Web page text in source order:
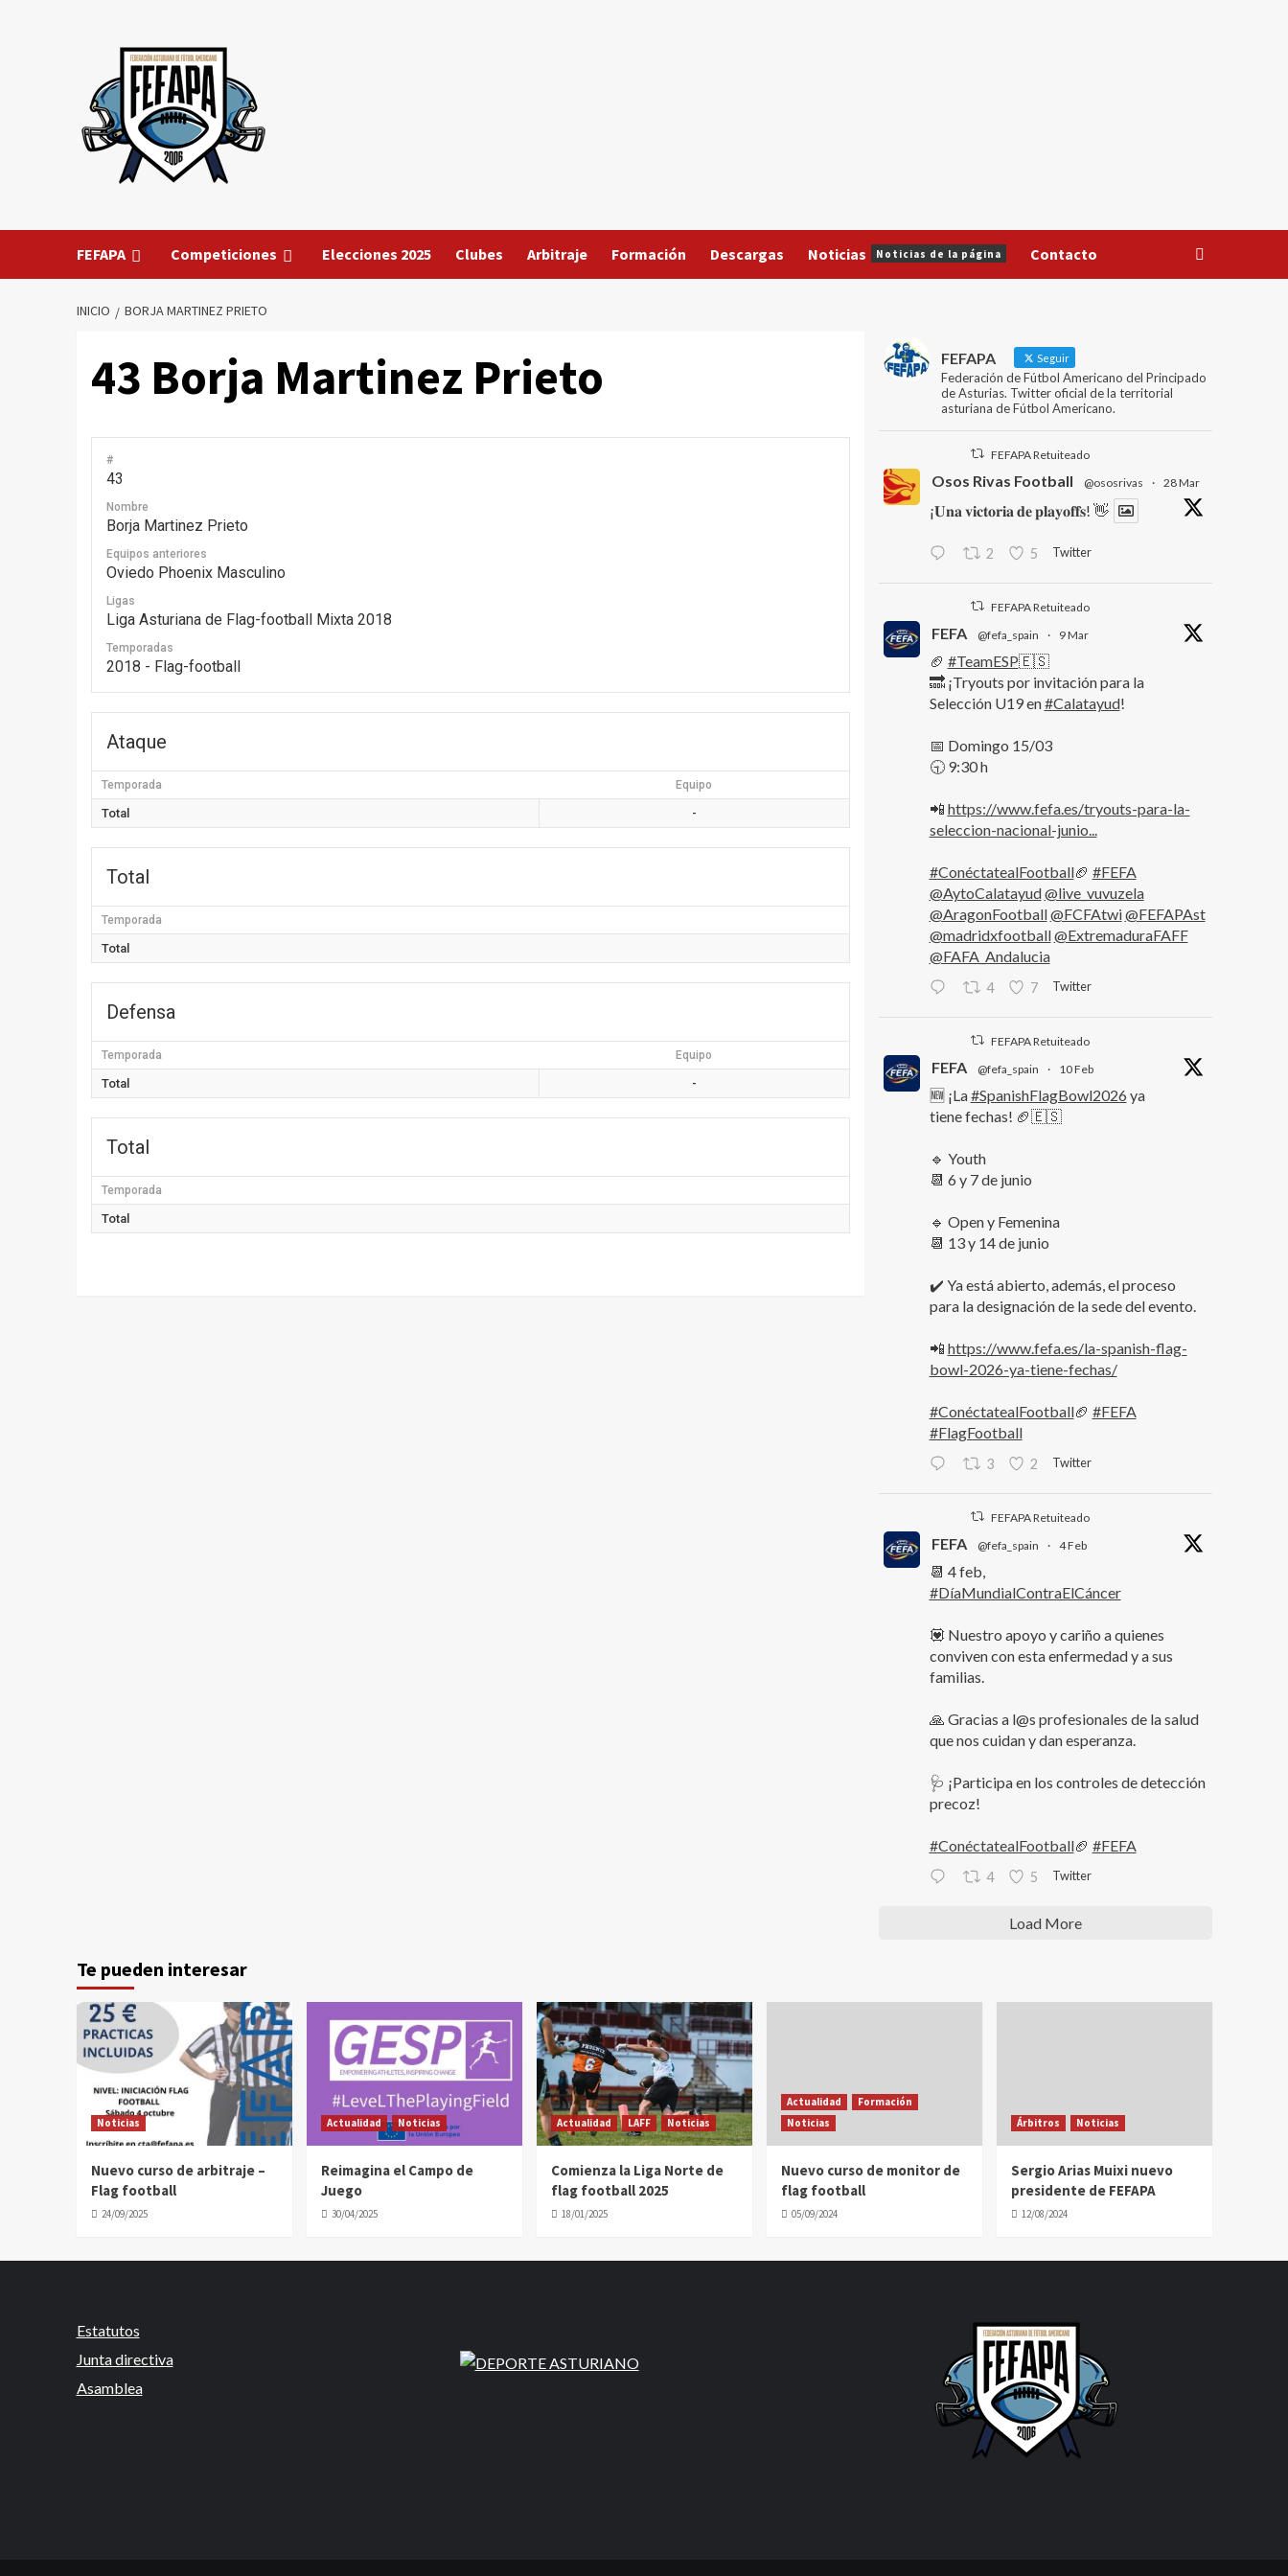
FEFAPA Competiciones Elecciones 2025 Clubes Arbitraje Formación Descargas Noticias Noticias de la página Contacto
INICIO BORJA MARTINEZ PRIETO
43 Borja Martinez Prieto
#
43
Nombre
Borja Martinez Prieto
Equipos anteriores
Oviedo Phoenix Masculino
Ligas
Liga Asturiana de Flag-football Mixta 2018
Temporadas
2018 - Flag-football
Ataque
Temporada Equipo
Total -
Total
Temporada
Total
Defensa
Temporada Equipo
Total -
Total
Temporada
Total
FEFAPA Seguir
Federación de Fútbol Americano del Principado
de Asturias. Twitter oficial de la territorial
asturiana de Fútbol Americano.
FEFAPA Retuiteado
Osos Rivas Football @ososrivas · 28 Mar
¡𝐔𝐧𝐚 𝐯𝐢𝐜𝐭𝐨𝐫𝐢𝐚 𝐝𝐞 𝐩𝐥𝐚𝐲𝐨𝐟𝐟𝐬! 👋
2 5 Twitter
FEFAPA Retuiteado
FEFA @fefa_spain · 9 Mar
🏈 #TeamESP🇪🇸
🔜 ¡Tryouts por invitación para la
Selección U19 en#Calatayud!
📅 Domingo 15/03
🕤 9:30 h
📲 https://www.fefa.es/tryouts-para-la-
seleccion-nacional-junio...
#ConéctatealFootball🏈 #FEFA
@AytoCalatayud@live_vuvuzela
@AragonFootball@FCFAtwi@FEFAPAst
@madridxfootball@ExtremaduraFAFF
@FAFA_Andalucia
4 7 Twitter
FEFAPA Retuiteado
FEFA @fefa_spain · 10 Feb
🆕 ¡La#SpanishFlagBowl2026 ya
tiene fechas! 🏈🇪🇸
🔹 Youth
📆 6 y 7 de junio
🔹 Open y Femenina
📆 13 y 14 de junio
✔️ Ya está abierto, además, el proceso
para la designación de la sede del evento.
📲 https://www.fefa.es/la-spanish-flag-
bowl-2026-ya-tiene-fechas/
#ConéctatealFootball🏈 #FEFA
#FlagFootball
3 2 Twitter
FEFAPA Retuiteado
FEFA @fefa_spain · 4 Feb
📆 4 feb,
#DíaMundialContraElCáncer
💟 Nuestro apoyo y cariño a quienes
conviven con esta enfermedad y a sus
familias.
🙏 Gracias a l@s profesionales de la salud
que nos cuidan y dan esperanza.
🩺 ¡Participa en los controles de detección
precoz!
#ConéctatealFootball🏈 #FEFA
4 5 Twitter
Load More
Te pueden interesar
Noticias
Nuevo curso de arbitraje –
Flag football
24/09/2025
Actualidad Noticias
Reimagina el Campo de
Juego
30/04/2025
Actualidad LAFF Noticias
Comienza la Liga Norte de
flag football 2025
18/01/2025
Actualidad
Formación
Noticias
Nuevo curso de monitor de
flag football
05/09/2024
Árbitros Noticias
Sergio Arias Muixi nuevo
presidente de FEFAPA
12/08/2024
Estatutos
Junta directiva
Asamblea